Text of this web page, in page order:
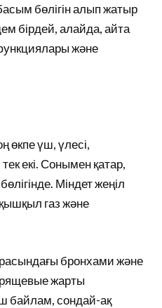
бөлігін алып жатыр
бірдей, алайда, айта
және
өкпе үш, үлесі,
екі. Сонымен қатар,
Міндет жеңіл
газ және
бронхами және
жарты
байлам, сондай-ақ